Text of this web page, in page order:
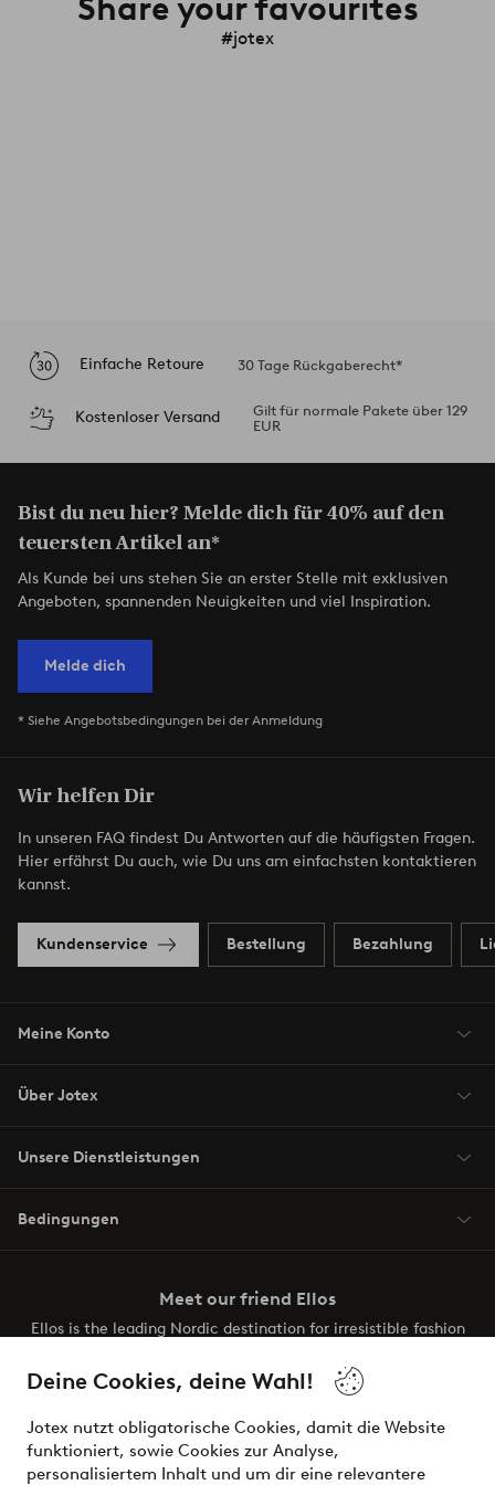
Deine Cookies, deine Wahl!
Jotex nutzt obligatorische Cookies, damit die Website
funktioniert, sowie Cookies zur Analyse,
personalisiertem Inhalt und um dir eine relevantere
#jotex
Einfache Retoure 30 Tage Rückgaberecht*
Kostenloser Versand
Gilt für normale Pakete über 129
EUR
Bist du neu hier? Melde dich für 40% auf den
teuersten Artikel an*
Als Kunde bei uns stehen Sie an erster Stelle mit exklusiven
Angeboten, spannenden Neuigkeiten und viel Inspiration.
Melde dich
* Siehe Angebotsbedingungen bei der Anmeldung
Wir helfen Dir
In unseren FAQ findest Du Antworten auf die häufigsten Fragen.
Hier erfährst Du auch, wie Du uns am einfachsten kontaktieren
kannst.
Kundenservice Bestellung Bezahlung
Meine Konto
Über Jotex
Unsere Dienstleistungen
Bedingungen
Meet our friend Ellos
Ellos is the leading Nordic destination for irresistible fashion
the latest trends, curated to make finding your next look
effortless. It’s all here.
Visit Ellos